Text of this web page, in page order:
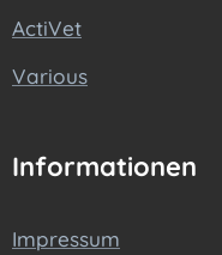
ActiVet
Various
Informationen
Impressum